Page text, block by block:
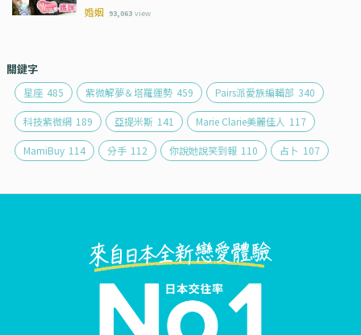
婚姻 93,063 view
關鍵字
星座 485 紫微解夢＆塔羅運勢 459 Pairs派愛族編輯部 340
科技紫微網 189 亞提米斯 141 Marie Clarie美麗佳人 117
MamiBuy 114 分手 112 你說她說笑到報 110 占卜 107